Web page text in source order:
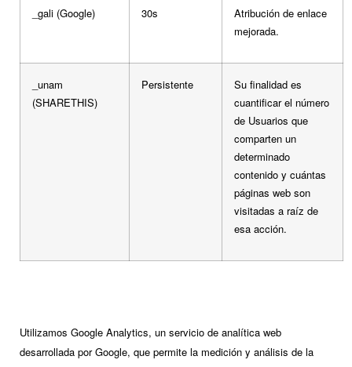
_gali (Google) 30s
Atribución de enlace
mejorada.
_unam
(SHARETHIS)
Persistente
Su finalidad es
cuantificar el número
de Usuarios que
comparten un
determinado
contenido y cuántas
páginas web son
visitadas a raíz de
esa acción.
Utilizamos Google Analytics, un servicio de analítica web
desarrollada por Google, que permite la medición y análisis de la